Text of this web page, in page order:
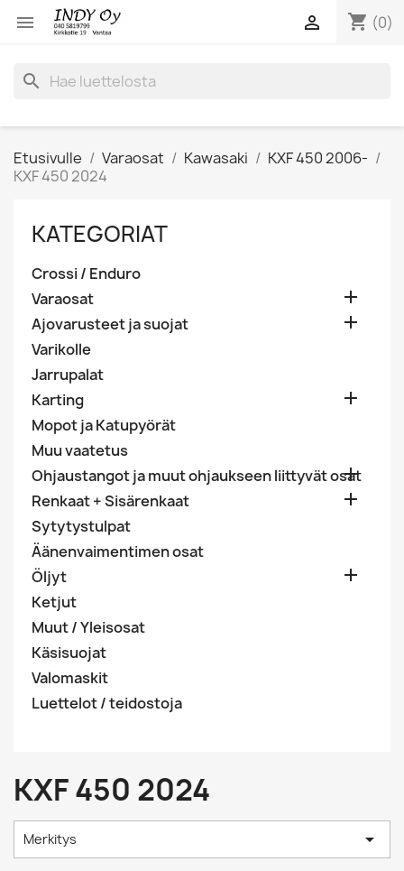
 shopping_cart (0)

search
Etusivulle Varaosat Kawasaki
KXF 450 2006-
KXF 450 2024
KATEGORIAT
Crossi / Enduro
Varaosat

Ajovarusteet ja suojat 
Varikolle
Jarrupalat
Karting

Mopot ja Katupyörät
Muu vaatetus
Ohjaustangot ja muut ohjaukseen liittyvät osat

Renkaat + Sisärenkaat 
Sytytystulpat
Äänenvaimentimen osat
Öljyt

Ketjut
Muut / Yleisosat
Käsisuojat
Valomaskit
Luettelot / teidostoja
KXF 450 2024
Merkitys 